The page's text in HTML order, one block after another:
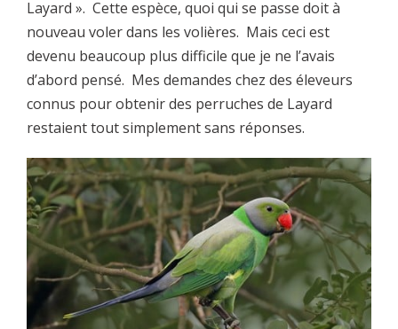
Layard ». Cette espèce, quoi qui se passe doit à
nouveau voler dans les volières. Mais ceci est
devenu beaucoup plus difficile que je ne l’avais
d’abord pensé. Mes demandes chez des éleveurs
connus pour obtenir des perruches de Layard
restaient tout simplement sans réponses.